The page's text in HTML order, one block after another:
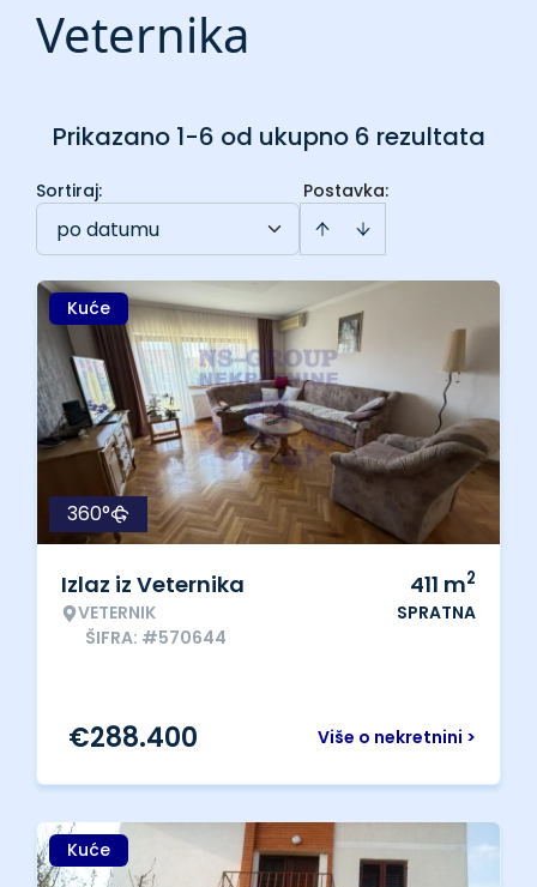
Veternika
Prikazano 1-6 od ukupno 6 rezultata
Postavka:
Sortiraj:
po datumu
Kuće
360°
Izlaz iz Veternika
VETERNIK
ŠIFRA: #570644
411 m2
SPRATNA
Više o nekretnini >
€288.400
Kuće